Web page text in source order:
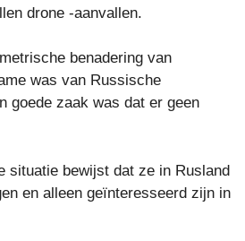
drone -aanvallen.
benadering van
was van Russische
goede zaak was dat er geen
situatie bewijst dat ze in Rusland
en alleen geïnteresseerd zijn in